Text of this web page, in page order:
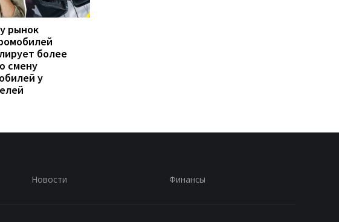
рынок
более
смену
у
Новости Финансы